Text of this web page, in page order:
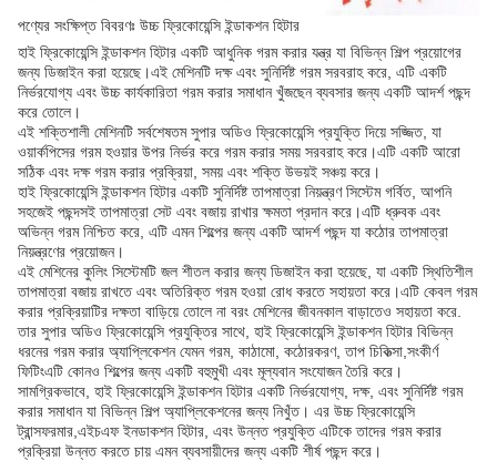
পণ্যের সংক্ষিপ্ত বিবরণঃ উচ্চ ফ্রিকোয়েন্সি ইন্ডাকশন হিটার
হাই ফ্রিকোয়েন্সি ইন্ডাকশন হিটার একটি আধুনিক গরম করার যন্ত্র যা বিভিন্ন শিল্প প্রয়োগের
জন্য ডিজাইন করা হয়েছে।এই মেশিনটি দক্ষ এবং সুনির্দিষ্ট গরম সরবরাহ করে, এটি একটি
নির্ভরযোগ্য এবং উচ্চ কার্যকারিতা গরম করার সমাধান খুঁজছেন ব্যবসার জন্য একটি আদর্শ পছন্দ
করে তোলে।
এই শক্তিশালী মেশিনটি সর্বশেষতম সুপার অডিও ফ্রিকোয়েন্সি প্রযুক্তি দিয়ে সজ্জিত, যা
ওয়ার্কপিসের গরম হওয়ার উপর নির্ভর করে গরম করার সময় সরবরাহ করে।এটি একটি আরো
সঠিক এবং দক্ষ গরম করার প্রক্রিয়া, সময় এবং শক্তি উভয়ই সঞ্চয় করে।
হাই ফ্রিকোয়েন্সি ইন্ডাকশন হিটার একটি সুনির্দিষ্ট তাপমাত্রা নিয়ন্ত্রণ সিস্টেম গর্বিত, আপনি
সহজেই পছন্দসই তাপমাত্রা সেট এবং বজায় রাখার ক্ষমতা প্রদান করে।এটি ধ্রুবক এবং
অভিন্ন গরম নিশ্চিত করে, এটি এমন শিল্পের জন্য একটি আদর্শ পছন্দ যা কঠোর তাপমাত্রা
নিয়ন্ত্রণের প্রয়োজন।
এই মেশিনের কুলিং সিস্টেমটি জল শীতল করার জন্য ডিজাইন করা হয়েছে, যা একটি স্থিতিশীল
তাপমাত্রা বজায় রাখতে এবং অতিরিক্ত গরম হওয়া রোধ করতে সহায়তা করে।এটি কেবল গরম
করার প্রক্রিয়াটির দক্ষতা বাড়িয়ে তোলে না বরং মেশিনের জীবনকাল বাড়াতেও সহায়তা করে.
তার সুপার অডিও ফ্রিকোয়েন্সি প্রযুক্তির সাথে, হাই ফ্রিকোয়েন্সি ইন্ডাকশন হিটার বিভিন্ন
ধরনের গরম করার অ্যাপ্লিকেশন যেমন গরম, কাঠামো, কঠোরকরণ, তাপ চিকিত্সা,সংকীর্ণ
ফিটিংএটি কোনও শিল্পের জন্য একটি বহুমুখী এবং মূল্যবান সংযোজন তৈরি করে।
সামগ্রিকভাবে, হাই ফ্রিকোয়েন্সি ইন্ডাকশন হিটার একটি নির্ভরযোগ্য, দক্ষ, এবং সুনির্দিষ্ট গরম
করার সমাধান যা বিভিন্ন শিল্প অ্যাপ্লিকেশনের জন্য নিখুঁত। এর উচ্চ ফ্রিকোয়েন্সি
ট্রান্সফরমার,এইচএফ ইনডাকশন হিটার, এবং উন্নত প্রযুক্তি এটিকে তাদের গরম করার
প্রক্রিয়া উন্নত করতে চায় এমন ব্যবসায়ীদের জন্য একটি শীর্ষ পছন্দ করে।